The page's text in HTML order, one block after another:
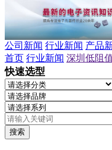
公司新闻 行业新闻 产品
首页 行业新闻 深圳低阻
快速选型
搜索